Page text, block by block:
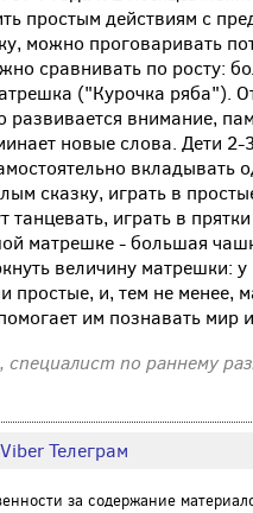
простым действиям с
можно проговаривать
сравнивать по росту:
("Курочка ряба").
развивается внимание,
новые слова. Дети 2-
вкладывать
сказку, играть в
танцевать, играть в
матрешке - большая
величину матрешки:
простые, и, тем не менее,
им познавать мир
специалист по раннему
ViberТелеграм
за содержание